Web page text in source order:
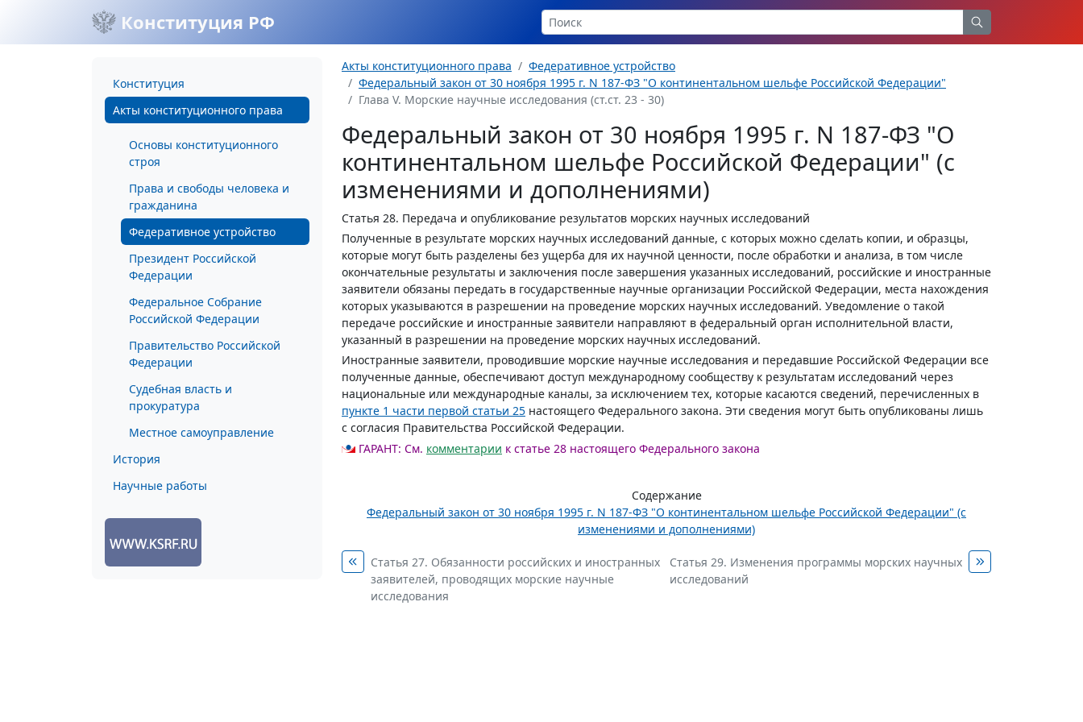
Конституция РФ
Конституция
Акты конституционного права
Основы конституционного
строя
Права и свободы человека и
гражданина
Федеративное устройство
Президент Российской
Федерации
Федеральное Собрание
Российской Федерации
Правительство Российской
Федерации
Судебная власть и
прокуратура
Местное самоуправление
История
Научные работы
Акты конституционного права
Федеративное устройство
Федеральный закон от 30 ноября 1995 г. N 187-ФЗ "О континентальном шельфе Российской Федерации"
Глава V. Морские научные исследования (ст.ст. 23 - 30)
Федеральный закон от 30 ноября 1995 г. N 187-ФЗ "О
континентальном шельфе Российской Федерации" (с
изменениями и дополнениями)
Статья 28. Передача и опубликование результатов морских научных исследований
Полученные в результате морских научных исследований данные, с которых можно сделать копии, и образцы,
которые могут быть разделены без ущерба для их научной ценности, после обработки и анализа, в том числе
окончательные результаты и заключения после завершения указанных исследований, российские и иностранные
заявители обязаны передать в государственные научные организации Российской Федерации, места нахождения
которых указываются в разрешении на проведение морских научных исследований. Уведомление о такой
передаче российские и иностранные заявители направляют в федеральный орган исполнительной власти,
указанный в разрешении на проведение морских научных исследований.
Иностранные заявители, проводившие морские научные исследования и передавшие Российской Федерации все
полученные данные, обеспечивают доступ международному сообществу к результатам исследований через
национальные или международные каналы, за исключением тех, которые касаются сведений, перечисленных в
пункте 1 части первой статьи 25 настоящего Федерального закона. Эти сведения могут быть опубликованы лишь
с согласия Правительства Российской Федерации.
ГАРАНТ: См. комментарии к статье 28 настоящего Федерального закона
Содержание
Федеральный закон от 30 ноября 1995 г. N 187-ФЗ "О континентальном шельфе Российской Федерации" (с
изменениями и дополнениями)
Статья 27. Обязанности российских и иностранных
заявителей, проводящих морские научные
исследования
Статья 29. Изменения программы морских научных
исследований